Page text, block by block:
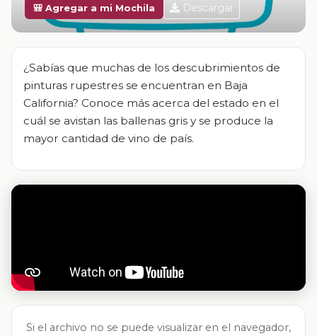
🎒 Agregar a mi Mochila Descargar
¿Sabías que muchas de los descubrimientos de
pinturas rupestres se encuentran en Baja
California? Conoce más acerca del estado en el
cuál se avistan las ballenas gris y se produce la
mayor cantidad de vino de país.
Si el archivo no se puede visualizar en el navegador,